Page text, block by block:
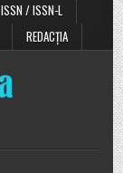
ISSN / ISSN-L
REDACȚIA